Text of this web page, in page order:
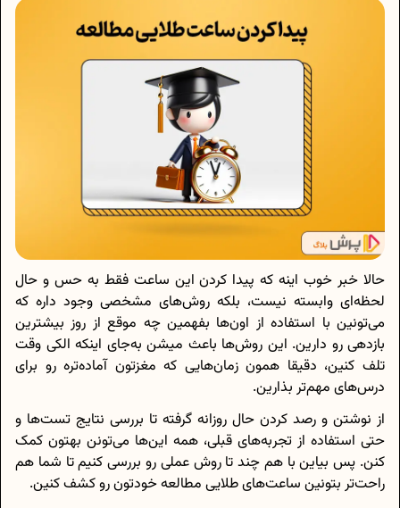
حالا خبر خوب اینه که پیدا کردن این ساعت فقط به حس و حال
لحظه‌ای وابسته نیست، بلکه روش‌های مشخصی وجود داره که
می‌تونین با استفاده از اون‌ها بفهمین چه موقع از روز بیشترین
بازدهی رو دارین. این روش‌ها باعث میشن به‌جای اینکه الکی وقت
تلف کنین، دقیقا همون زمان‌هایی که مغزتون آماده‌تره رو برای
درس‌های مهم‌تر بذارین.
از نوشتن و رصد کردن حال روزانه گرفته تا بررسی نتایج تست‌ها و
حتی استفاده از تجربه‌های قبلی، همه این‌ها می‌تونن بهتون کمک
کنن. پس بیاین با هم چند تا روش عملی رو بررسی کنیم تا شما هم
راحت‌تر بتونین ساعت‌های طلایی مطالعه خودتون رو کشف کنین.